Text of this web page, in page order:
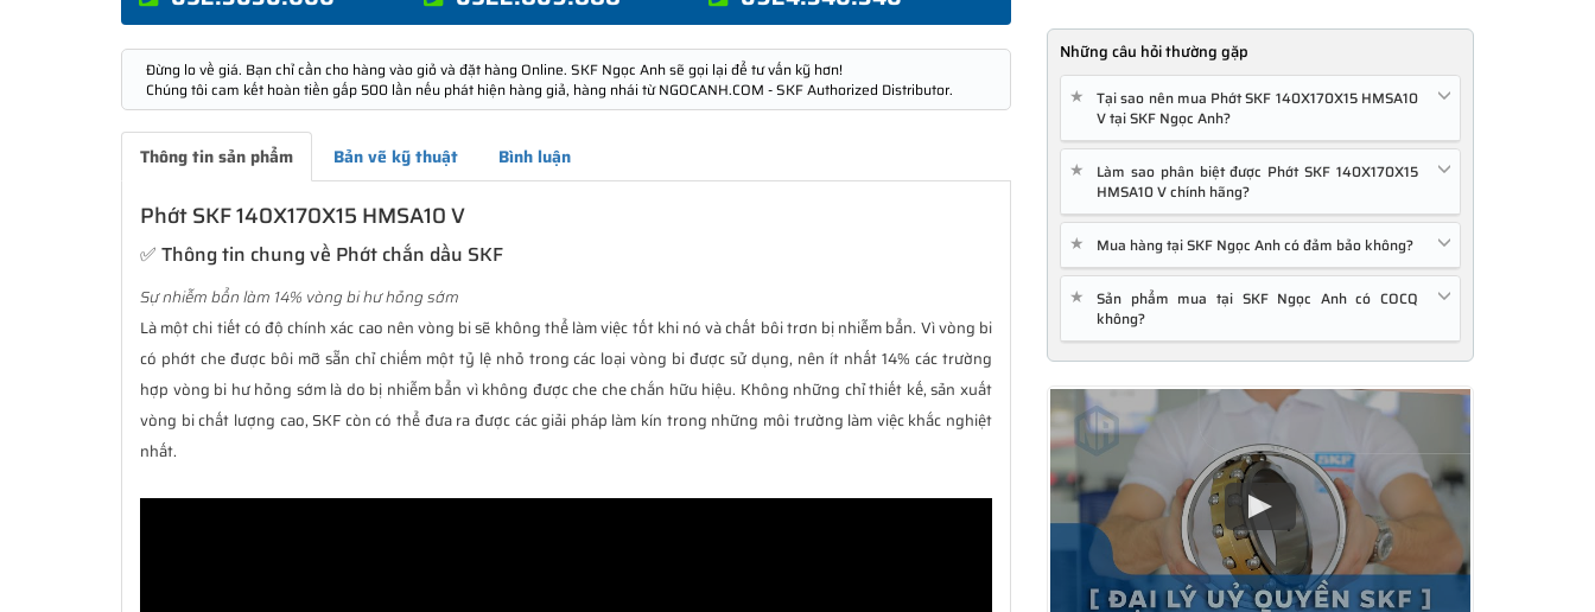
Đừng lo về giá. Bạn chỉ cần cho hàng vào giỏ và đặt hàng Online. SKF Ngọc Anh sẽ gọi lại để tư vấn kỹ hơn!
Chúng tôi cam kết hoàn tiền gấp 500 lần nếu phát hiện hàng giả, hàng nhái từ NGOCANH.COM - SKF Authorized Distributor.
Thông tin sản phẩm Bản vẽ kỹ thuật Bình luận
Phớt SKF 140X170X15 HMSA10 V
✅ Thông tin chung về Phớt chắn dầu SKF
Sự nhiễm bẩn làm 14% vòng bi hư hỏng sớm
Là một chi tiết có độ chính xác cao nên vòng bi sẽ không thể làm việc tốt khi nó và chất bôi trơn bị nhiễm bẩn. Vì vòng bi
có phớt che được bôi mỡ sẵn chỉ chiếm một tỷ lệ nhỏ trong các loại vòng bi được sử dụng, nên ít nhất 14% các trường
hợp vòng bi hư hỏng sớm là do bị nhiễm bẩn vì không được che che chắn hữu hiệu. Không những chỉ thiết kế, sản xuất
vòng bi chất lượng cao, SKF còn có thể đưa ra được các giải pháp làm kín trong những môi trường làm việc khắc nghiệt
nhất.
Những câu hỏi thường gặp
★
Tại sao nên mua Phớt SKF 140X170X15 HMSA10
V tại SKF Ngọc Anh?
★
Làm sao phân biệt được Phớt SKF 140X170X15
HMSA10 V chính hãng?
★ Mua hàng tại SKF Ngọc Anh có đảm bảo không?
★
Sản phẩm mua tại SKF Ngọc Anh có COCQ
không?